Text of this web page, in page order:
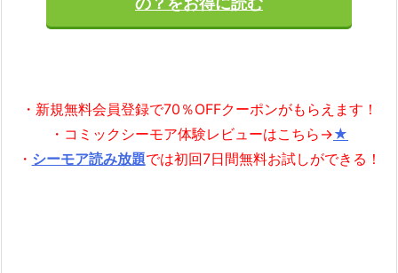
・新規無料会員登録で70％OFFクーポンがもらえます！
・コミックシーモア体験レビューはこちら→★
・ シーモア読み放題では初回7日間無料お試しができる！